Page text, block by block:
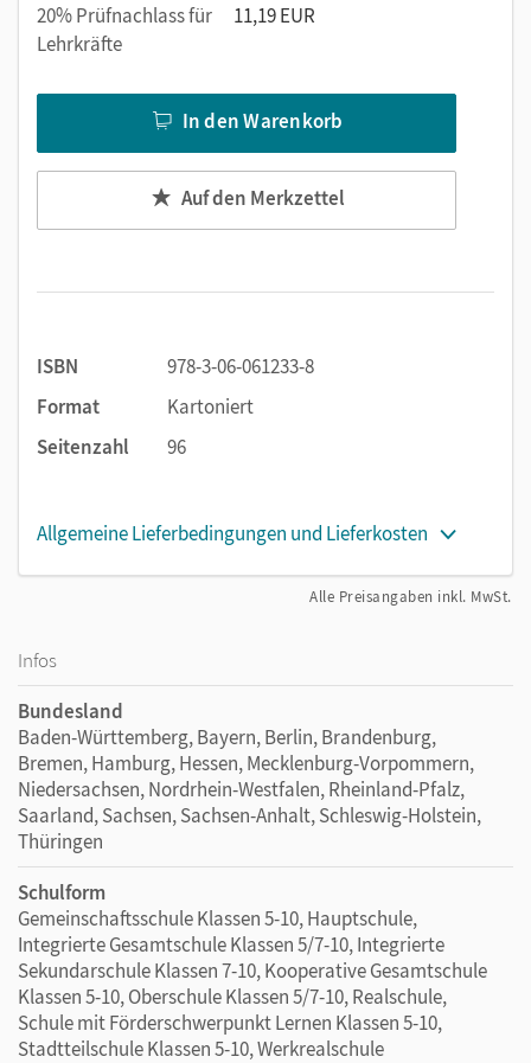
20% Prüfnachlass für
Lehrkräfte
11,19 EUR
In den Warenkorb
Auf den Merkzettel
ISBN
978-3-06-061233-8
Format
Kartoniert
Seitenzahl
96
Allgemeine Lieferbedingungen und Lieferkosten
Alle Preisangaben inkl. MwSt.
Infos
Bundesland
Baden-Württemberg, Bayern, Berlin, Brandenburg,
Bremen, Hamburg, Hessen, Mecklenburg-Vorpommern,
Niedersachsen, Nordrhein-Westfalen, Rheinland-Pfalz,
Saarland, Sachsen, Sachsen-Anhalt, Schleswig-Holstein,
Thüringen
Schulform
Gemeinschaftsschule Klassen 5-10, Hauptschule,
Integrierte Gesamtschule Klassen 5/7-10, Integrierte
Sekundarschule Klassen 7-10, Kooperative Gesamtschule
Klassen 5-10, Oberschule Klassen 5/7-10, Realschule,
Schule mit Förderschwerpunkt Lernen Klassen 5-10,
Stadtteilschule Klassen 5-10, Werkrealschule